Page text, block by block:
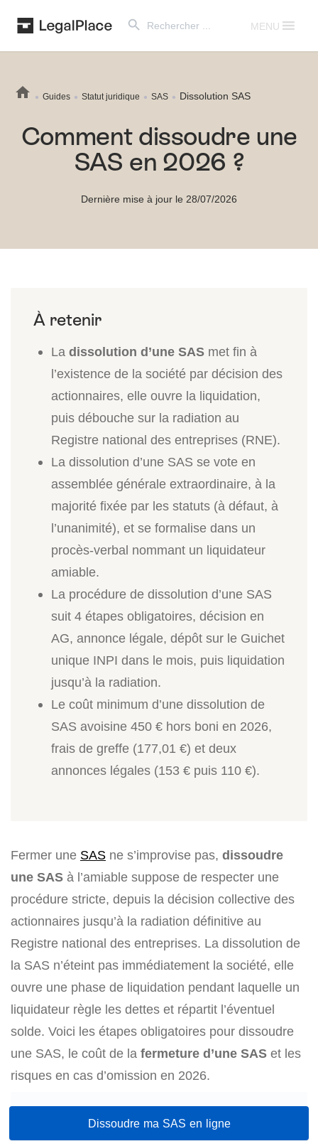
for:
MENU
Guides Statut juridique SAS Dissolution SAS
Comment dissoudre une
SAS en 2026 ?
Dernière mise à jour le 28/07/2026
La dissolution d’une SAS met fin à
l’existence de la société par décision des
actionnaires, elle ouvre la liquidation,
puis débouche sur la radiation au
Registre national des entreprises (RNE).
La dissolution d’une SAS se vote en
assemblée générale extraordinaire, à la
majorité fixée par les statuts (à défaut, à
l’unanimité), et se formalise dans un
procès-verbal nommant un liquidateur
amiable.
La procédure de dissolution d’une SAS
suit 4 étapes obligatoires, décision en
AG, annonce légale, dépôt sur le Guichet
unique INPI dans le mois, puis liquidation
jusqu’à la radiation.
Le coût minimum d’une dissolution de
SAS avoisine 450 € hors boni en 2026,
frais de greffe (177,01 €) et deux
annonces légales (153 € puis 110 €).
Fermer une SAS ne s’improvise pas, dissoudre
une SAS à l’amiable suppose de respecter une
procédure stricte, depuis la décision collective des
actionnaires jusqu’à la radiation définitive au
Registre national des entreprises. La dissolution de
la SAS n’éteint pas immédiatement la société, elle
ouvre une phase de liquidation pendant laquelle un
liquidateur règle les dettes et répartit l’éventuel
solde. Voici les étapes obligatoires pour dissoudre
une SAS, le coût de la fermeture d’une SAS et les
risques en cas d’omission en 2026.
Dissoudre ma SAS en ligne